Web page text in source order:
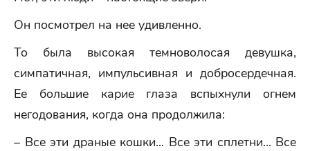
Он посмотрел на нее удивленно.
То была высокая темноволосая девушка,
симпатичная, импульсивная и добросердечная.
Ее большие карие глаза вспыхнули огнем
негодования, когда она продолжила:
– Все эти драные кошки... Все эти сплетни... Все